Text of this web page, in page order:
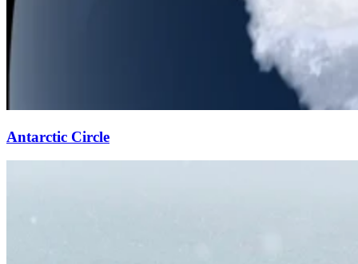
Antarctic Circle